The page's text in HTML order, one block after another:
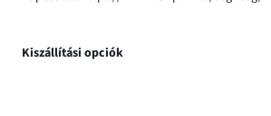
Kiszállítási opciók